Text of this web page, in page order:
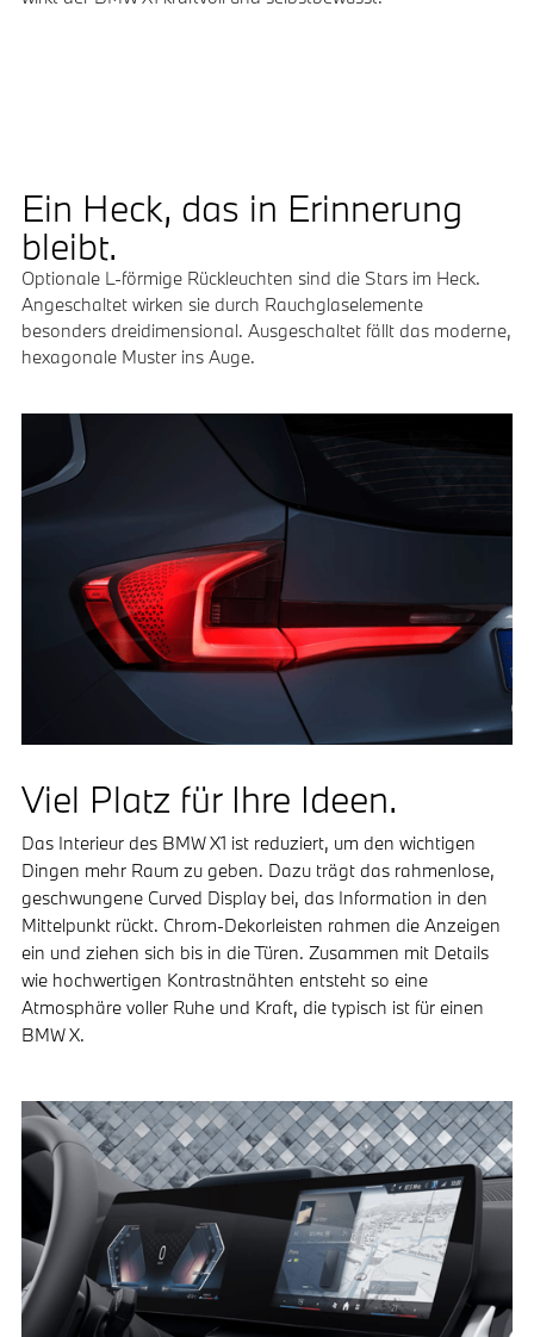
Ein Heck, das in Erinnerung
bleibt.
Optionale L-förmige Rückleuchten sind die Stars im Heck.
Angeschaltet wirken sie durch Rauchglaselemente
besonders dreidimensional. Ausgeschaltet fällt das moderne,
hexagonale Muster ins Auge.
Viel Platz für Ihre Ideen.
Das Interieur des BMW X1 ist reduziert, um den wichtigen
Dingen mehr Raum zu geben. Dazu trägt das rahmenlose,
geschwungene Curved Display bei, das Information in den
Mittelpunkt rückt. Chrom-Dekorleisten rahmen die Anzeigen
ein und ziehen sich bis in die Türen. Zusammen mit Details
wie hochwertigen Kontrastnähten entsteht so eine
Atmosphäre voller Ruhe und Kraft, die typisch ist für einen
BMW X.